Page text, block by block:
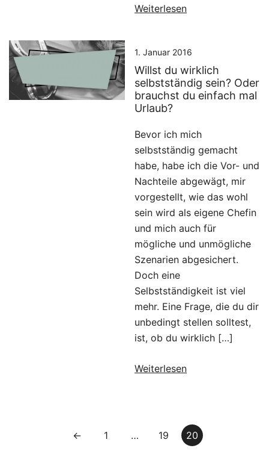
Weiterlesen
1. Januar 2016
Willst du wirklich
selbstständig sein? Oder
brauchst du einfach mal
Urlaub?
Bevor ich mich
selbstständig gemacht
habe, habe ich die Vor- und
Nachteile abgewägt, mir
vorgestellt, wie das wohl
sein wird als eigene Chefin
und mich auch für
mögliche und unmögliche
Szenarien abgesichert.
Doch eine
Selbstständigkeit ist viel
mehr. Eine Frage, die du dir
unbedingt stellen solltest,
ist, ob du wirklich […]
Weiterlesen
Beitragsnavigation
← 1 … 19 20